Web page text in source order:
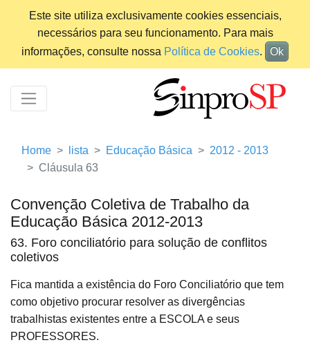
Este site utiliza exclusivamente cookies essenciais,
necessários para seu funcionamento. Para mais
informações, consulte nossa Política de Cookies. Ok
Home lista Educação Básica
2012 - 2013
Cláusula 63
Convenção Coletiva de Trabalho da
Educação Básica 2012-2013
63. Foro conciliatório para solução de conflitos
coletivos
Fica mantida a existência do Foro Conciliatório que tem
como objetivo procurar resolver as divergências
trabalhistas existentes entre a ESCOLA e seus
PROFESSORES.